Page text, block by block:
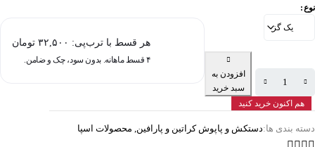
نوع
افزودن به
سبد خرید
هم اکنون خرید کنید
هر قسط با ترب‌پی: ۳۲,۵۰۰ تومان
۴ قسط ماهانه. بدون سود، چک و ضامن.
دسته بندی ها:دستکش و پاپوش کراتین و پارافین, محصولات اسپا